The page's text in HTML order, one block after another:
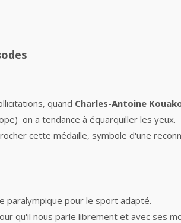
quand Charles-Antoine
on a tendance à équarquiller les yeux.
cette médaille, symbole d'une
pour le sport adapté.
qu'il nous parle librement et avec ses